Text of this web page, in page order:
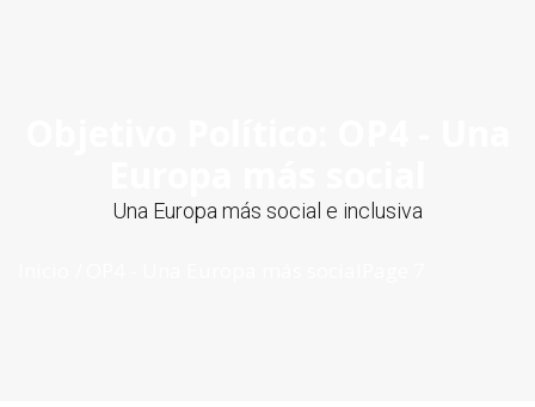
Una Europa más social e inclusiva